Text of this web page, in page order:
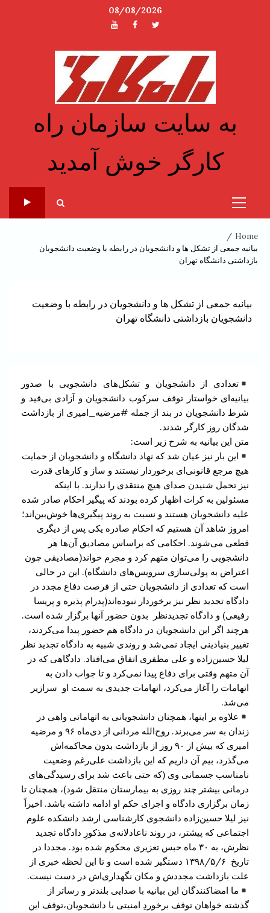
08/08/2026
توئیترفیسبوکیوتیوب
به سایت سازمان راه
کارگر خوش آمدید
Primary
Home
بیانیه جمعی از تشکل ها و دانشجویان در رابطه با وضعیت دانشجویان
بازداشتی دانشگاه تهران
بیانیه جمعی از تشکل ها و دانشجویان در رابطه با وضعیت
دانشجویان بازداشتی دانشگاه تهران
تعدادی از دانشجویان و تشکل‌های دانشجویی با صدور
بیانیه‌ای خواستار توقف سرکوب دانشجویان و آزادی بی‌قید و
شرط دانشجویان در بند از جمله #مرضیه_امیری از بازداشت
شدگان روز کارگر شدند.
متن این بیانیه به شرح زیر است:
این بار نیز عیان شد که نهاد دانشگاه و دانشجویان از حمایت
هیچ مرجع قانونی‌‌ای برخوردار نیستند و ساز و کار‌های قدرت
نیز تحمل شنیدن صدای هیچ منتقدی را ندارند. با اینکه
مسئولین به کرات اظهار کرده بودند که پیگیر احکام صادر شده
علیه دانشجویان‌ هستند و نسبت به روند پیگیری‌ها خوش‌بین‌اند؛
امروز شاهد آن هستیم که احکام صادره یکی پس از دیگری
قطعی می‌شوند. احکامی که براساس مصادیق‌ آن‌ها هر
دانشجویی را می‌توان متهم کرد و مجرم خواند(مصادیقی چون
اعتراض به پولی‌سازی سرویس‌های دانشگاه). این در حالی
است که تعدادی از دانشجویان حتی از فرصت دفاع مجدد در
دادگاه تجدید نظر نیز برخوردار نبوده‌اند(پدرام پذیره و پریسا
رفیعی) و دادگاه تجدیدنظر بدون حضور آنها برگزار شده است.
هرچند اگر این دانشجویان در دادگاه هم حضور پیدا می‌کردند،
تغییر بنیادینی ایجاد نمی‌شد و روندی شبیه به دادگاه تجدید نظر
لیلا حسین‌زاده و علی مظفری اتفاق می‌افتاد. دادگاهی که در
آن متهم وقتی برای دفاع پیدا نمی‌کرد و تا جواب دادن به
اتهامات را آغاز می‌کرد، اتهامات جدیدی به سمت او سرازیر
می‌شد.
علاوه بر اینها، همچنان دانشجویانی به اتهاماتی واهی در
زندان به سر می‌برند. روح‌الله مردانی از دی‌ماه ۹۶ و مرضیه
امیری که بیش از ۹۰ روز از بازداشت بدون محاکمه‌اش
می‌گذرد، بیم آن داریم که این بازداشت‌ علی‌رغم وضعیت
نامناسب جسمانی‌ وی (که حتی باعث شد برای رسیدگی‌های
درمانی بیشتر چند روزی به بیمارستان منتقل شود)، همچنان تا
زمان برگزاری دادگاه و اجرای حکم او ادامه داشته باشد. اخیراً
نیز لیلا حسین‌زاده دانشجوی کارشناسی ارشد دانشکده علوم
اجتماعی که پیشتر، در روند ناعادلانه‌ی مذکورِ دادگاه تجدید
نظرش، به ۳۰ ماه حبس تعزیری محکوم شده بود. مجددا در
تاریخ ۱۳۹۸/۵/۶ دستگیر شده است و تا این لحظه خبری از
علت بازداشت مجددش و مکان نگهداری‌اش در دست نیست.
ما امضاکنندگان این بیانیه با صدایی بلندتر و رساتر از
گذشته خواهان توقف برخوردِ امنیتی با دانشجویان،توقف این